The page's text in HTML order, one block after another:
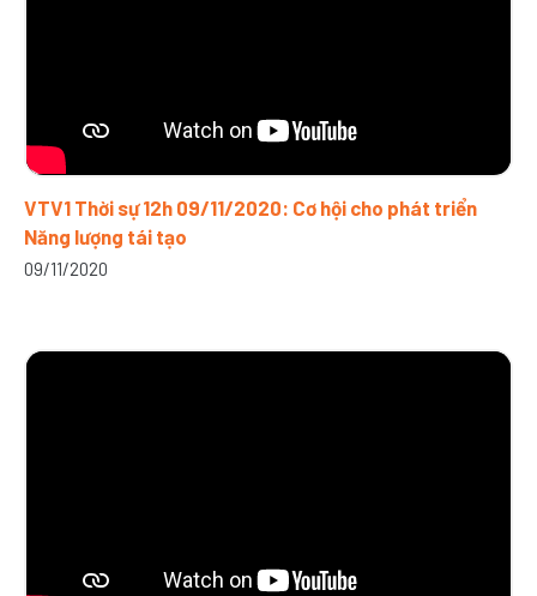
VTV1 Thời sự 12h 09/11/2020: Cơ hội cho phát triển
Năng lượng tái tạo
09/11/2020